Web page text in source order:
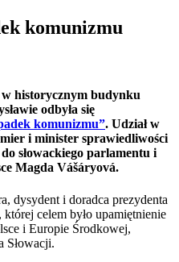
komunizmu
w historycznym budynku
odbyła się
komunizmu”. Udział w
i minister sprawiedliwości
słowackiego parlamentu i
Magda Vášáryová.
dysydent i doradca prezydenta
celem było upamiętnienie
i Europie Środkowej,
Słowacji.